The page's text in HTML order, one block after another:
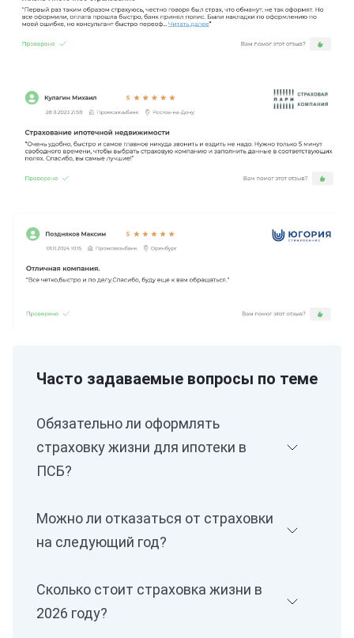
Часто задаваемые вопросы по теме
Обязательно ли оформлять
страховку жизни для ипотеки в
ПСБ?
Можно ли отказаться от страховки
на следующий год?
Сколько стоит страховка жизни в
2026 году?